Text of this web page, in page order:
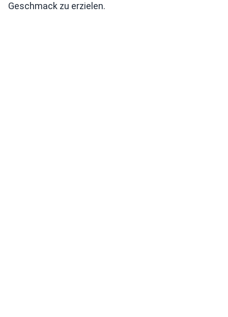
Geschmack zu erzielen.